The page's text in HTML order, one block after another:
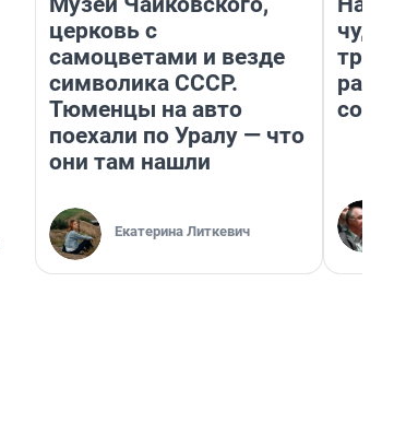
церковь с
самоцветами и везде
символика СССР.
Тюменцы на авто
поехали по Уралу — что
они там нашли
Екатерина Литкевич